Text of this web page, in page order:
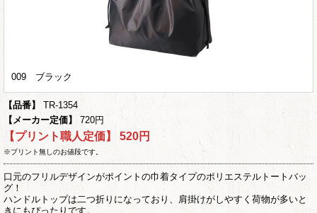
009 ブラック
【品番】
TR-1354
【メーカー定価】
720円
【プリント職人定価】 520円
※プリント無しのお値段です。
口元のフリルデザインがポイントの巾着タイプのポリエステルトートバッ
グ！
ハンドルトップは二つ折りになっており、肩掛けがしやすく荷物が多いと
きにもぴったりです。